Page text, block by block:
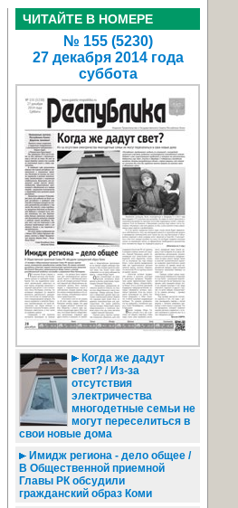
ЧИТАЙТЕ В НОМЕРЕ
№ 155 (5230)
27 декабря 2014 года
суббота
Когда же дадут
свет? / Из-за
отсутствия
электричества
многодетные семьи не
могут переселиться в
свои новые дома
Имидж региона - дело общее /
В Общественной приемной
Главы РК обсудили
гражданский образ Коми